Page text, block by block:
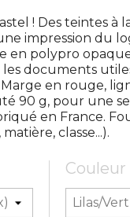
! Des teintes à
impression du
polypro
documents
en rouge,
90 g, pour une
en France.
classe...).